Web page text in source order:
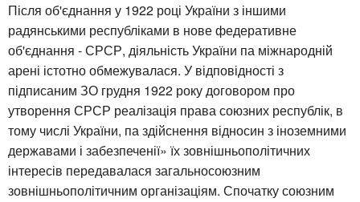
Після об'єднання у 1922 році України з іншими
радянськими республіками в нове федеративне
об'єднання - СРСР, діяльність України па міжнародній
арені істотно обмежувалася. У відповідності з
підписаним ЗО грудня 1922 року договором про
утворення СРСР реалізація права союзних республік, в
тому числі України, па здійснення відносин з іноземними
державами і забезпеченії» їх зовнішньополітичних
інтересів передавалася загальносоюзним
зовнішньополітичним організаціям. Спочатку союзним